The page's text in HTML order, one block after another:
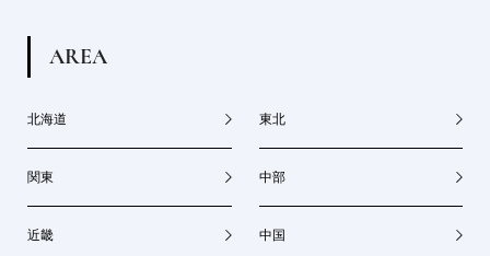
AREA
北海道 東北
関東 中部
近畿 中国